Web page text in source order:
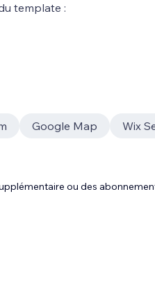
template :
Google Map
Wix
ou des